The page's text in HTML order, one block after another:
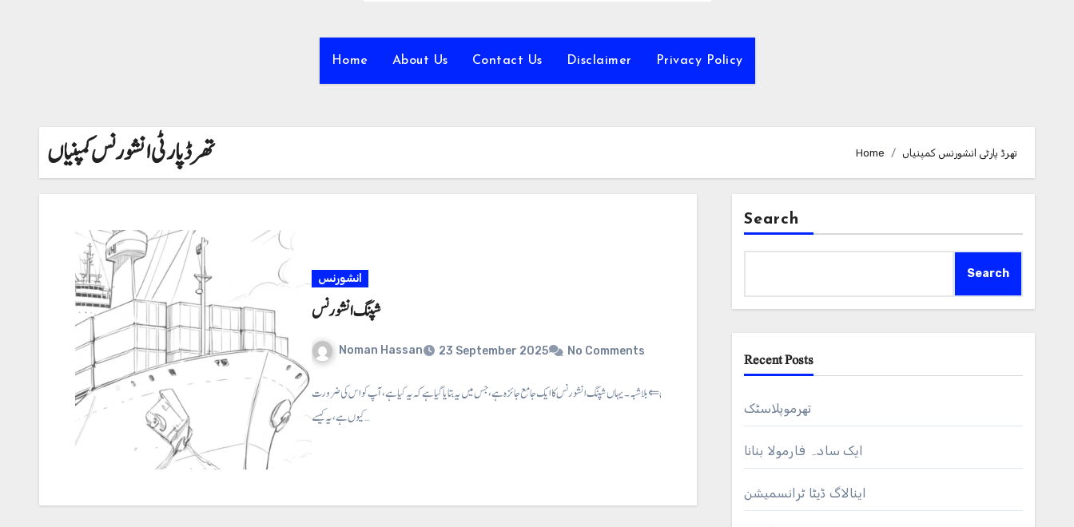
Home About Us Contact Us Disclaimer Privacy Policy
تھرڈ پارٹی انشورنس کمپنیاں Home تھرڈ پارٹی انشورنس کمپنیاں
انشورنس
شپنگ انشورنس
Noman Hassan 23 September 2025 No Comments
شپنگ انشورنس⇐ بلاشبہ۔ یہاں شپنگ انشورنس کا ایک جامع جائزہ ہے، جس میں یہ بتایا گیا ہے کہ یہ کیا ہے، آپ کو اس کی ضرورت
کیوں ہے، یہ کیسے…
Search
Search
Recent Posts
تھرموپلاسٹک
ایک سادہ فارمولا بنانا
اینالاگ ڈیٹا ٹرانسمیشن